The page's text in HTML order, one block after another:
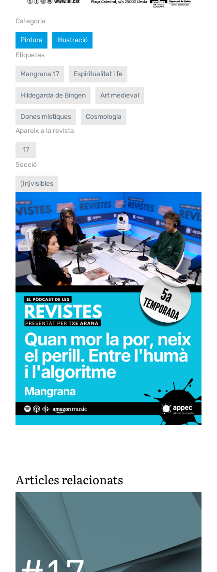
Categoria
Pintura
Il·lustració
Etiquetes
Mangrana 17 Espiritualitat i fe
Hildegarda de Bingen Art medieval
Dones místiques
Cosmologia
Apareix a la revista
17
Secció
(In)visibles
Articles relacionats